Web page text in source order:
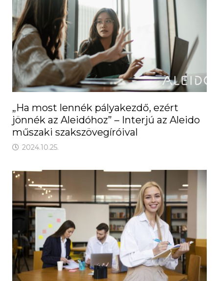
„Ha most lennék pályakezdő, ezért
jönnék az Aleidóhoz” – Interjú az Aleido
műszaki szakszövegíróival
2024.10.25.